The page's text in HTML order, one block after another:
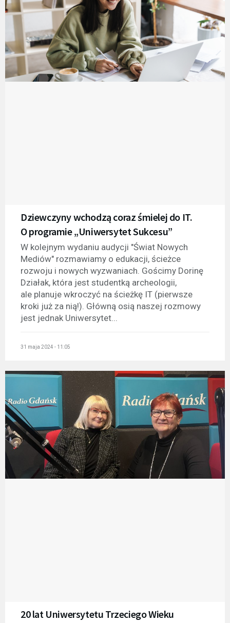
Dziewczyny wchodzą coraz śmielej do IT.
O programie „Uniwersytet Sukcesu”
W kolejnym wydaniu audycji "Świat Nowych
Mediów" rozmawiamy o edukacji, ścieżce
rozwoju i nowych wyzwaniach. Gościmy Dorinę
Działak, która jest studentką archeologii,
ale planuje wkroczyć na ścieżkę IT (pierwsze
kroki już za nią!). Główną osią naszej rozmowy
jest jednak Uniwersytet...
31 maja 2024 - 11:05
20 lat Uniwersytetu Trzeciego Wieku